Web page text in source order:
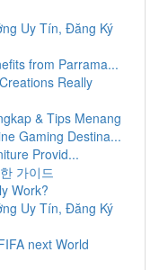
Uy Tín, Đăng Ký
from Parrama...
Really
& Tips Menang
Gaming Destina...
Provid...
가이드
Work?
Uy Tín, Đăng Ký
next World